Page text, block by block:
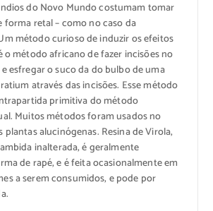
do Novo Mundo costumam tomar
forma retal – como no caso da
método curioso de induzir os efeitos
o método africano de fazer incisões no
esfregar o suco da do bulbo de uma
através das incisões. Esse método
primitiva do método
Muitos métodos foram usados no
plantas alucinógenas. Resina de Virola,
inalterada, é geralmente
de rapé, e é feita ocasionalmente em
a serem consumidos, e pode por